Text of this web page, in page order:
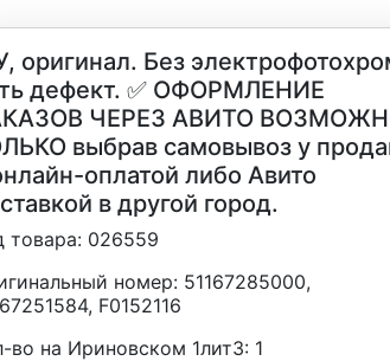
оригинал. Без
дефект. ✅ ОФОРМЛЕНИЕ
ЧЕРЕЗ АВИТО
выбрав самовывоз у
оплатой либо Авито
в другой город.
товара: 026559
номер: 51167285000,
F0152116
во на Ириновском 1лит3: 1